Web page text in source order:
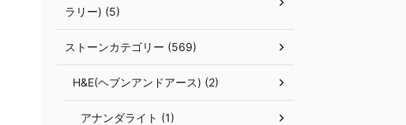
ラリー) (5)
ストーンカテゴリー (569)
H&E(ヘブンアンドアース) (2)
アナンダライト (1)